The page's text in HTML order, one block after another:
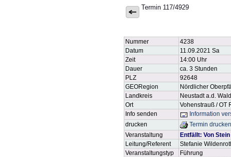
Termin 117/4929
Nummer
4238
Datum
11.09.2021 Sa
Zeit
14:00 Uhr
Dauer
ca. 3 Stunden
PLZ
92648
GEORegion
Nördlicher
Landkreis
Neustadt a.d.
Ort
Vohenstrauß / OT
Info senden
Information
drucken
Termin drucken
Veranstaltung
Entfällt: Von
Leitung/Referent
Stefanie
Veranstaltungstyp
Führung